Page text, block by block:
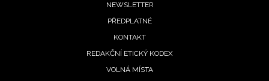
NEWSLETTER
PŘEDPLATNÉ
KONTAKT
REDAKČNÍ ETICKÝ KODEX
VOLNÁ MÍSTA